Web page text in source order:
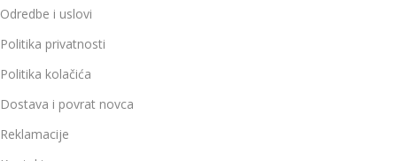
Odredbe i uslovi
Politika privatnosti
Politika kolačića
Dostava i povrat novca
Reklamacije